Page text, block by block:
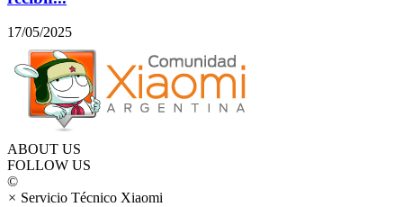
17/05/2025
ABOUT US
FOLLOW US
©
× Servicio Técnico Xiaomi